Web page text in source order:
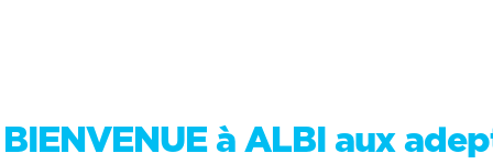
BIENVENUE à ALBI aux